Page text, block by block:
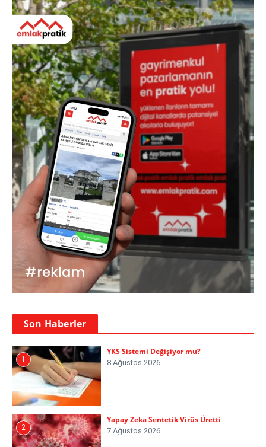
Son Haberler
1
YKS Sistemi Değişiyor mu?
8 Ağustos 2026
2
Yapay Zeka Sentetik Virüs Üretti
7 Ağustos 2026